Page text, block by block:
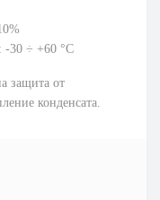
-30 ÷ +60 °С
защита от
конденсата.